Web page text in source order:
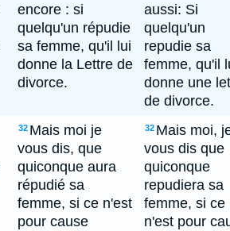
encore : si
quelqu'un répudie
sa femme, qu'il lui
donne la Lettre de
divorce.
aussi: Si
quelqu'un
repudie sa
femme, qu'il
donne une
de divorce.
32 Mais moi je
vous dis, que
quiconque aura
répudié sa
femme, si ce n'est
pour cause
32 Mais moi,
vous dis que
quiconque
repudiera sa
femme, si ce
n'est pour